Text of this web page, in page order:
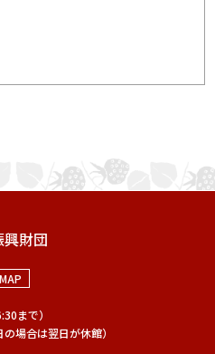
財団
MAP
まで）
場合は翌日が休館）